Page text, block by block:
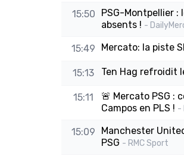
15:50
PSG-Montpellier :
absents ! -
15:49 Mercato: la piste
15:13 Ten Hag refroidit
15:11
🚨 Mercato PSG
Campos en PLS ! -
15:09
Manchester
PSG - RMC Sport